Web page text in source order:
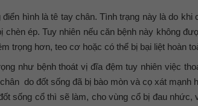
hình là tê tay chân. Tình trạng này là do khi
ép. Tuy nhiên nếu căn bệnh này không
trọng hơn, teo cơ hoặc có thể bị bại liệt hoàn
như bệnh thoát vị đĩa đệm tuy nhiên việc
do đốt sống đã bị bào mòn và cọ xát mạnh
sống cổ thì sẽ làm, cho vùng cổ bị đau nhức,